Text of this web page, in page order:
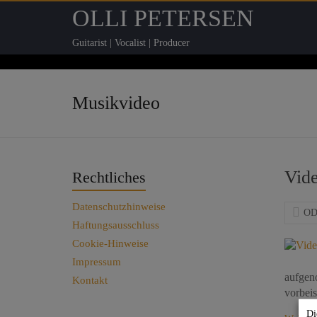
OLLI PETERSEN
Guitarist | Vocalist | Producer
Musikvideo
Rechtliches
Datenschutzhinweise
Haftungsausschluss
Cookie-Hinweise
Impressum
Kontakt